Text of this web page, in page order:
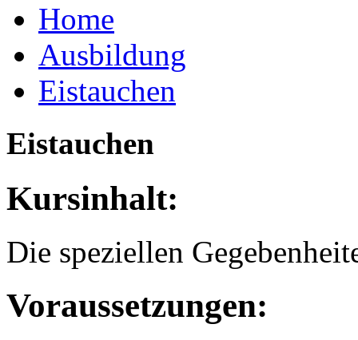
Home
Ausbildung
Eistauchen
Eistauchen
Kursinhalt:
Die speziellen
Voraussetzungen: